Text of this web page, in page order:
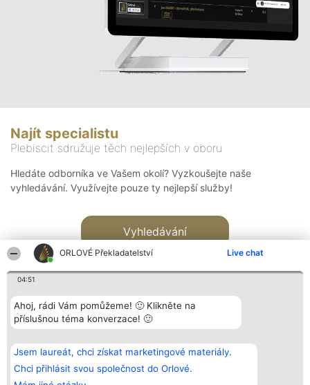
ORLOVÉ Překladatelství Live chat
04:51
Ahoj, rádi Vám pomůžeme! 🙂 Klikněte na
příslušnou téma konverzace! 🙂
Jsem laureát, chci získat marketingové materiály.
Chci přihlásit svou společnost do Orlové.
Najít specialistu
Plebiscit sdružuje těch nejlepších v oboru
Hledáte odborníka ve Vašem okolí? Vyzkoušejte naše
vyhledávání. Využívejte pouze ty nejlepší služby!
Vyhledávání
Bright Side Solutions sp. z o.
o. sp. k.
ul. Ruska 22
Wrocław 50-079
Vítězové
Seznam všech
laureátů
Zásady
Kontakt